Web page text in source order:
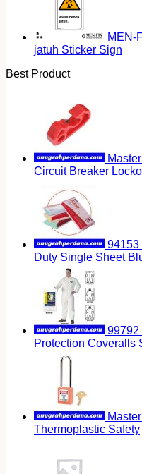
MEN-
jatuh Sticker Sign
Best Product
Circuit Breaker
94153
Duty Single Sheet
99792
Protection Coveralls
Thermoplastic Safety